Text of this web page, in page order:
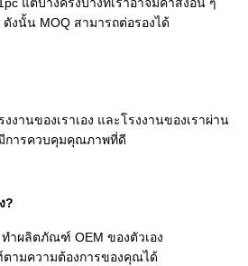
แต่บางครั้งบางทีเราอาจมีคําสั่งอื่น ๆ
งนั้น MOQ สามารถต่อรองได้
งงานของเราเอง และโรงงานของเราผ่าน
การควบคุมคุณภาพที่ดี
?
าผลิตภัณฑ์ OEM ของตัวเอง
ามความต้องการของคุณได้